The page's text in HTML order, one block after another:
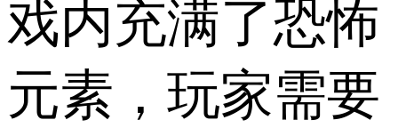
戏内充满了恐怖
元素，玩家需要